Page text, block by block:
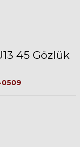
45 Gözlük
0509